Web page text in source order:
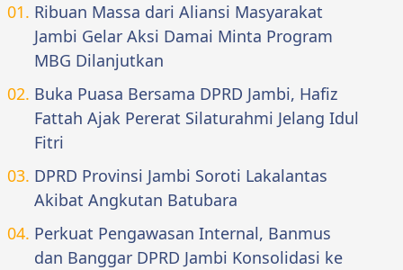
Ribuan Massa dari Aliansi Masyarakat
Jambi Gelar Aksi Damai Minta Program
MBG Dilanjutkan
Buka Puasa Bersama DPRD Jambi, Hafiz
Fattah Ajak Pererat Silaturahmi Jelang Idul
Fitri
DPRD Provinsi Jambi Soroti Lakalantas
Akibat Angkutan Batubara
Perkuat Pengawasan Internal, Banmus
dan Banggar DPRD Jambi Konsolidasi ke